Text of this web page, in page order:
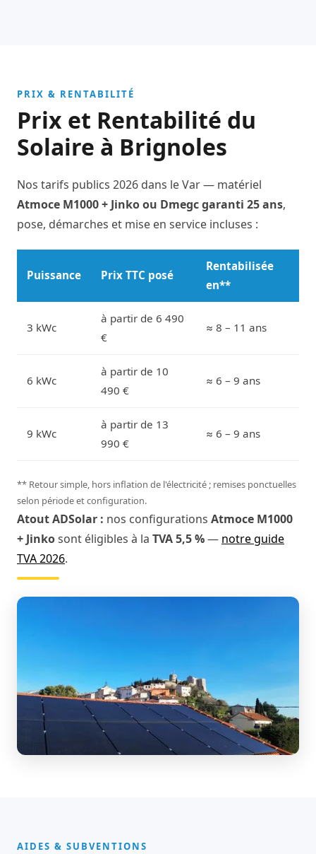
PRIX & RENTABILITÉ
Prix et Rentabilité du
Solaire à Brignoles
Nos tarifs publics 2026 dans le Var — matériel
Atmoce M1000 + Jinko ou Dmegc garanti 25 ans,
pose, démarches et mise en service incluses :
Puissance Prix TTC posé
Rentabilisée
en**
3 kWc
à partir de 6 490
€
≈ 8 – 11 ans
6 kWc
à partir de 10
490 €
≈ 6 – 9 ans
9 kWc
à partir de 13
990 €
≈ 6 – 9 ans
** Retour simple, hors inflation de l'électricité ; remises ponctuelles
selon période et configuration.
Atout ADSolar : nos configurations Atmoce M1000
+ Jinkosont éligibles à la TVA 5,5 %— notre guide
TVA 2026.
AIDES & SUBVENTIONS